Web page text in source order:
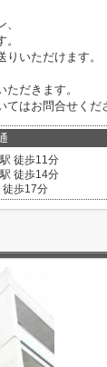
いただけます。
だきます。
はお問合せくだ
駅 徒歩11分
駅 徒歩14分
徒歩17分